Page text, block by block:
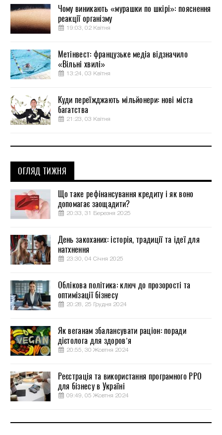
Чому виникають «мурашки по шкірі»: пояснення
реакції організму
19:03, 02 Квітня
Метінвест: французьке медіа відзначило
«Вільні хвилі»
13:24, 03 Квітня
Куди переїжджають мільйонери: нові міста
багатства
21:23, 03 Квітня
ОГЛЯД ТИЖНЯ
Що таке рефінансування кредиту і як воно
допомагає заощадити?
20:33, 31 Березня 2025
День закоханих: історія, традиції та ідеї для
натхнення
23:30, 04 Січня 2025
Облікова політика: ключ до прозорості та
оптимізації бізнесу
20:28, 25 Грудня 2024
Як веганам збалансувати раціон: поради
дієтолога для здоров’я
20:55, 30 Жовтня 2024
Реєстрація та використання програмного РРО
для бізнесу в Україні
09:49, 05 Жовтня 2024